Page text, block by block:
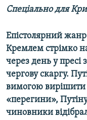
Спеціально для
Епістолярний
Кремлем стрімко
через день у пресі
чергову скаргу.
вимогою вирішити
«перегини»,
чиновники